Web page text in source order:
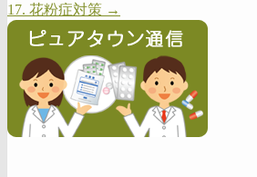
17. 花粉症対策 →